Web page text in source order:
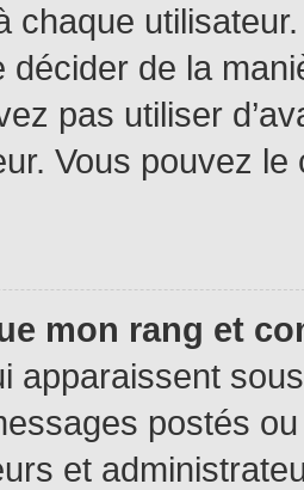
chaque utilisateur.
décider de la
pas utiliser
Vous pouvez
mon rang et
apparaissent
postés
et